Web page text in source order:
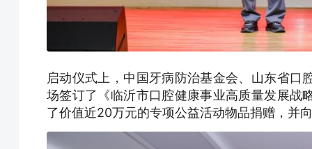
启动仪式上，中国牙病防治基金会、山东省
场签订了《临沂市口腔健康事业高质量发展战
了价值近20万元的专项公益活动物品捐赠，并